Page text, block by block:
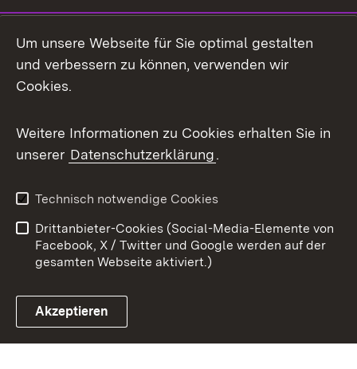
X / Twitter
Youtube
Link zum Landesportal
Kontakt
Datenschutz
Barrierefreiheit
Impressum
Cookies
Um unsere Webseite für Sie optimal gestalten
und verbessern zu können, verwenden wir
Cookies.
Weitere Informationen zu Cookies erhalten Sie in
unserer Datenschutzerklärung.
Technisch notwendige Cookies
Drittanbieter-Cookies (Social-Media-Elemente von
Facebook, X / Twitter und Google werden auf der
gesamten Webseite aktiviert.)
Akzeptieren